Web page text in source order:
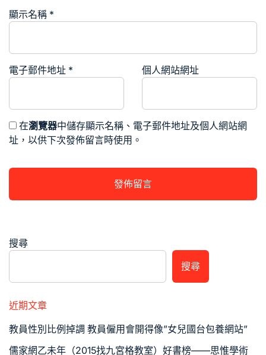
顯示名稱 *
電子郵件地址 * 個人網站網址
在瀏覽器中儲存顯示名稱、電子郵件地址及個人網站網
址，以供下次發佈留言時使用。
搜尋
搜尋
近期文章
教員性別比例掉調 教員僱用會開得像”女兒國台包養網站”
儒家網乙未年（2015找九宮格教室）好書榜——思惟學術